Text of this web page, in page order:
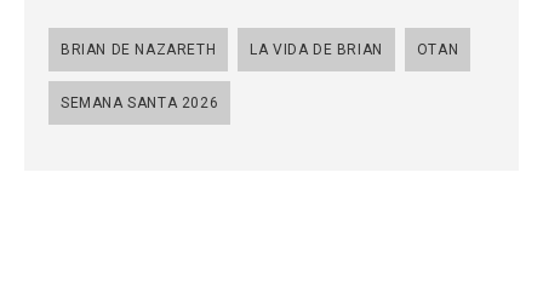
BRIAN DE NAZARETH LA VIDA DE BRIAN OTAN
SEMANA SANTA 2026